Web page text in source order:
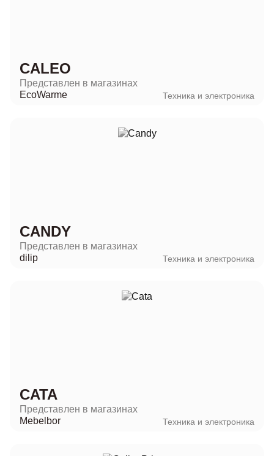
CALEO
Представлен в магазинах
EcoWarme
Техника и электроника
CANDY
Представлен в магазинах
dilip
Техника и электроника
CATA
Представлен в магазинах
Mebelbor
Техника и электроника